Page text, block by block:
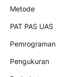
Metode
PAT PAS UAS
Pemrograman
Pengukuran